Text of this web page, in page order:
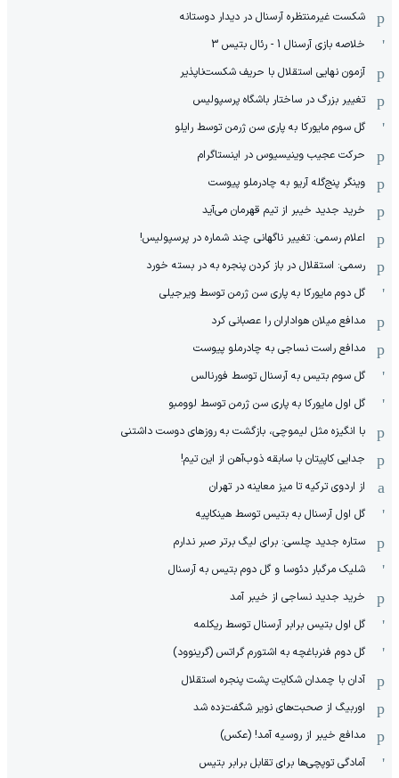
شکست غیرمنتظره آرسنال در دیدار دوستانه
خلاصه بازی آرسنال 1 - رئال بتیس 3
آزمون نهایی استقلال با حریف شکست‌ناپذیر
تغییر بزرگ در ساختار باشگاه پرسپولیس
گل سوم مایورکا به پاری سن ژرمن توسط رایلو
حرکت عجیب وینیسیوس در اینستاگرام
وینگر پنج‌گله آریو به چادرملو پیوست
خرید جدید خیبر از تیم قهرمان می‌آید
اعلام رسمی: تغییر ناگهانی چند شماره در پرسپولیس!
رسمی: استقلال در باز کردن پنجره به در بسته خورد
گل دوم مایورکا به پاری سن ژرمن توسط ویرجیلی
مدافع میلان هواداران را عصبانی کرد
مدافع راست نساجی به چادرملو پیوست
گل سوم بتیس به آرسنال توسط فورنالس
گل اول مایورکا به پاری سن ژرمن توسط لوومبو
با انگیزه مثل لیموچی، بازگشت به روزهای دوست داشتنی
جدایی کاپیتان با سابقه ذوب‌آهن از این تیم!
از اردوی ترکیه تا میز معاینه در تهران
گل اول آرسنال به بتیس توسط هینکاپیه
ستاره جدید چلسی: برای لیگ برتر صبر ندارم
شلیک مرگبار دئوسا و گل دوم بتیس به آرسنال
خرید جدید نساجی از خیبر آمد
گل اول بتیس برابر آرسنال توسط ریکلمه
گل دوم فنرباغچه به اشتورم گراتس (گرینوود)
آدان با چمدان شکایت پشت پنجره استقلال
اوربیگ از صحبت‌های نویر شگفت‌زده شد
مدافع خیبر از روسیه آمد! (عکس)
آمادگی توپچی‌ها برای تقابل برابر بتیس